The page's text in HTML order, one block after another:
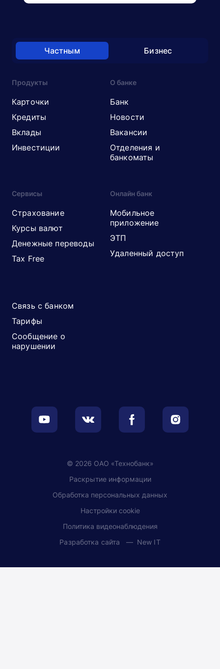
Частным Бизнес
Продукты
Карточки
Кредиты
Вклады
Инвестиции
О банке
Банк
Новости
Вакансии
Отделения и
банкоматы
Сервисы
Страхование
Курсы валют
Денежные переводы
Tax Free
Онлайн банк
Мобильное
приложение
ЭТП
Удаленный доступ
Связь с банком
Тарифы
Сообщение о
нарушении
© 2026 ОАО «Технобанк»
Раскрытие информации
Обработка персональных данных
Настройки cookie
Политика видеонаблюдения
Разработка сайта — New IT